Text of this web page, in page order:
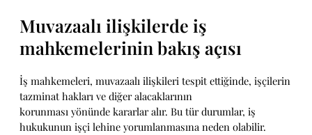
Muvazaalı ilişkilerde iş
mahkemelerinin bakış açısı
İş mahkemeleri, muvazaalı ilişkileri tespit ettiğinde, işçilerin
tazminat hakları ve diğer alacaklarının
korunması yönünde kararlar alır. Bu tür durumlar, iş
hukukunun işçi lehine yorumlanmasına neden olabilir.